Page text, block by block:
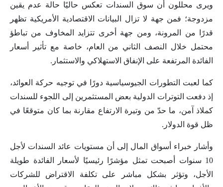
ويرى محللون أن سوق السندات تعكس حاليًا حالة عدم يقين
مزدوجة؛ فمن جهة لا تزال البيانات الاقتصادية الأمريكية تظهر
قدرًا من المرونة، ومن جهة أخرى تتزايد المخاوف من تباطؤ
محتمل خلال النصف الثاني من العام، خاصة مع تأثير أسعار
الفائدة المرتفعة على الإنفاق الاستهلاكي والاستثمار.
كما لعبت التطورات الجيوسياسية دورًا في توجيه حركة العوائد،
إذ دفعت التوترات الدولية بعض المستثمرين إلى اللجوء للسندات
كملاذ آمن، ما حدّ من وتيرة الارتفاع مقارنة بما كان متوقعًا في
ظل قوة الدولار.
وأشار خبراء أسواق المال إلى أن مستويات عائد السندات لأجل
10 سنوات أصبحت تمثل مؤشرًا رئيسيًا لأسعار الفائدة طويلة
الأجل، وتؤثر بشكل مباشر على تكلفة الاقتراض للشركات